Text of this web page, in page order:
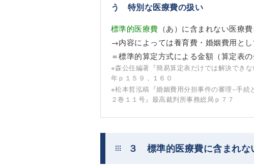
う 特別な医療費の扱い
標準的医療費 （あ）に含まれない医療
→内容によっては養育費・婚姻費用と
＝標準的算定方式による金額（算定表
※森公任編著『簡易算定表だけでは解決でき
年ｐ１５９，１６０
※松本哲泓稿『婚姻費用分担事件の審理−手
２巻１１号』最高裁判所事務総局ｐ７７
３ 標準的医療費に含まれな